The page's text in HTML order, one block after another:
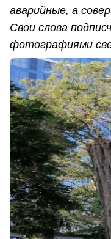
аварийные, а
Свои слова
фотографиями